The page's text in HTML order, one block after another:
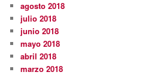
agosto 2018
julio 2018
junio 2018
mayo 2018
abril 2018
marzo 2018